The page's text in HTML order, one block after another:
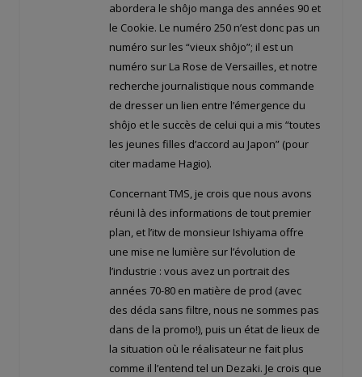
abordera le shôjo manga des années 90 et
le Cookie. Le numéro 250 n’est donc pas un
numéro sur les “vieux shôjo”; il est un
numéro sur La Rose de Versailles, et notre
recherche journalistique nous commande
de dresser un lien entre l’émergence du
shôjo et le succès de celui qui a mis “toutes
les jeunes filles d’accord au Japon” (pour
citer madame Hagio).
Concernant TMS, je crois que nous avons
réuni là des informations de tout premier
plan, et l’itw de monsieur Ishiyama offre
une mise ne lumière sur l’évolution de
l’industrie : vous avez un portrait des
années 70-80 en matière de prod (avec
des décla sans filtre, nous ne sommes pas
dans de la promo!), puis un état de lieux de
la situation où le réalisateur ne fait plus
comme il l’entend tel un Dezaki. Je crois que